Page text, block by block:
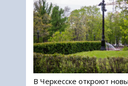
В Черкесске откроют